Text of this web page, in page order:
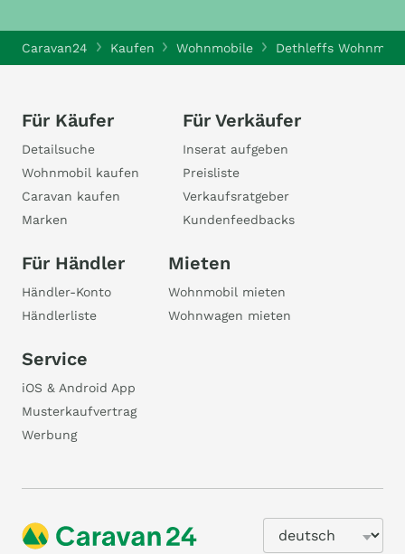
Caravan24 Kaufen Wohnmobile Dethleffs
Für Käufer
Detailsuche
Wohnmobil kaufen
Caravan kaufen
Marken
Für Verkäufer
Inserat aufgeben
Preisliste
Verkaufsratgeber
Kundenfeedbacks
Für Händler
Händler-Konto
Händlerliste
Mieten
Wohnmobil mieten
Wohnwagen mieten
Service
iOS & Android App
Musterkaufvertrag
Werbung